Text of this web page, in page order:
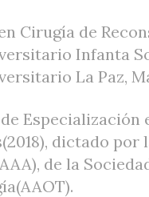
Cirugía de
Infanta
La Paz,
dictado
de la